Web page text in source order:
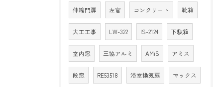
伸縮門扉 左官 コンクリート 靴箱
大工工事 LW-322 IS-2124 下駄箱
室内窓 三協アルミ AMiS アミス
段窓 RE53518 浴室換気扇 マックス